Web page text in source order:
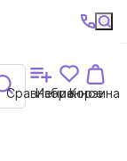
График
работы
Сравнение
Избранное
Корзина